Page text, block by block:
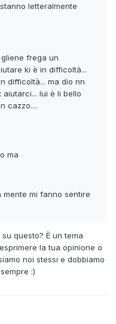
letteralmente
frega un
ki è in difficoltà...
difficoltà... ma dio nn
lui è li bello
cazzo....
ma
mente mi fanno sentire
questo? È un tema
la tua opinione o
noi stessi e dobbiamo
:)